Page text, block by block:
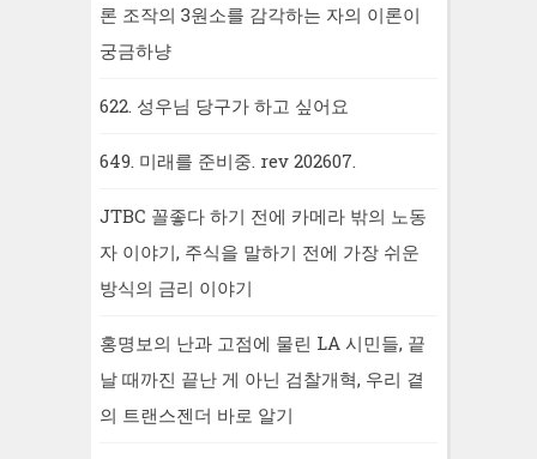
론 조작의 3원소를 감각하는 자의 이론이
궁금하냥
622. 성우님 당구가 하고 싶어요
649. 미래를 준비중. rev 202607.
JTBC 꼴좋다 하기 전에 카메라 밖의 노동
자 이야기, 주식을 말하기 전에 가장 쉬운
방식의 금리 이야기
홍명보의 난과 고점에 물린 LA 시민들, 끝
날 때까진 끝난 게 아닌 검찰개혁, 우리 곁
의 트랜스젠더 바로 알기